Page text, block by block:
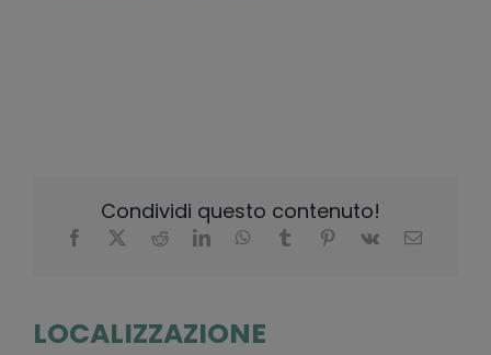
Condividi questo contenuto!
LOCALIZZAZIONE